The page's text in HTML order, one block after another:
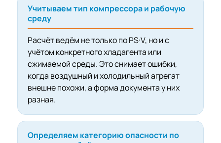
Учитываем тип компрессора и рабочую
среду
Расчёт ведём не только по PS·V, но и с
учётом конкретного хладагента или
сжимаемой среды. Это снимает ошибки,
когда воздушный и холодильный агрегат
внешне похожи, а форма документа у них
разная.
Определяем категорию опасности по